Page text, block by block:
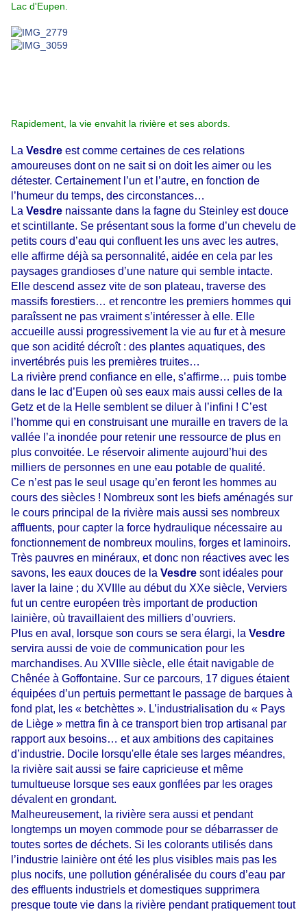
Lac d'Eupen.
Rapidement, la vie envahit la rivière et ses abords.
La Vesdre est comme certaines de ces relations
amoureuses dont on ne sait si on doit les aimer ou les
détester. Certainement l’un et l’autre, en fonction de
l’humeur du temps, des circonstances…
La Vesdre naissante dans la fagne du Steinley est douce
et scintillante. Se présentant sous la forme d’un chevelu de
petits cours d’eau qui confluent les uns avec les autres,
elle affirme déjà sa personnalité, aidée en cela par les
paysages grandioses d’une nature qui semble intacte.
Elle descend assez vite de son plateau, traverse des
massifs forestiers… et rencontre les premiers hommes qui
paraîssent ne pas vraiment s’intéresser à elle. Elle
accueille aussi progressivement la vie au fur et à mesure
que son acidité décroît : des plantes aquatiques, des
invertébrés puis les premières truites…
La rivière prend confiance en elle, s’affirme… puis tombe
dans le lac d’Eupen où ses eaux mais aussi celles de la
Getz et de la Helle semblent se diluer à l’infini ! C’est
l’homme qui en construisant une muraille en travers de la
vallée l’a inondée pour retenir une ressource de plus en
plus convoitée. Le réservoir alimente aujourd’hui des
milliers de personnes en une eau potable de qualité.
Ce n’est pas le seul usage qu’en feront les hommes au
cours des siècles ! Nombreux sont les biefs aménagés sur
le cours principal de la rivière mais aussi ses nombreux
affluents, pour capter la force hydraulique nécessaire au
fonctionnement de nombreux moulins, forges et laminoirs.
Très pauvres en minéraux, et donc non réactives avec les
savons, les eaux douces de la Vesdre sont idéales pour
laver la laine ; du XVIIIe au début du XXe siècle, Verviers
fut un centre européen très important de production
lainière, où travaillaient des milliers d’ouvriers.
Plus en aval, lorsque son cours se sera élargi, la Vesdre
servira aussi de voie de communication pour les
marchandises. Au XVIIIe siècle, elle était navigable de
Chênée à Goffontaine. Sur ce parcours, 17 digues étaient
équipées d’un pertuis permettant le passage de barques à
fond plat, les « betchèttes ». L’industrialisation du « Pays
de Liège » mettra fin à ce transport bien trop artisanal par
rapport aux besoins… et aux ambitions des capitaines
d’industrie. Docile lorsqu'elle étale ses larges méandres,
la rivière sait aussi se faire capricieuse et même
tumultueuse lorsque ses eaux gonflées par les orages
dévalent en grondant.
Malheureusement, la rivière sera aussi et pendant
longtemps un moyen commode pour se débarrasser de
toutes sortes de déchets. Si les colorants utilisés dans
l’industrie lainière ont été les plus visibles mais pas les
plus nocifs, une pollution généralisée du cours d’eau par
des effluents industriels et domestiques supprimera
presque toute vie dans la rivière pendant pratiquement tout